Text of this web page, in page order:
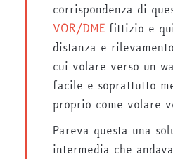
corrispondenza di
VOR/DME fittizio e
distanza e
cui volare verso un
facile e soprattutto
proprio come volare
Pareva questa una
intermedia che